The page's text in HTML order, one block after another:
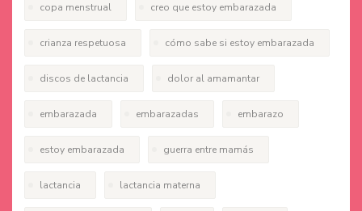
copa menstrual creo que estoy embarazada
crianza respetuosa cómo sabe si estoy embarazada
discos de lactancia dolor al amamantar
embarazada embarazadas embarazo
estoy embarazada guerra entre mamás
lactancia lactancia materna